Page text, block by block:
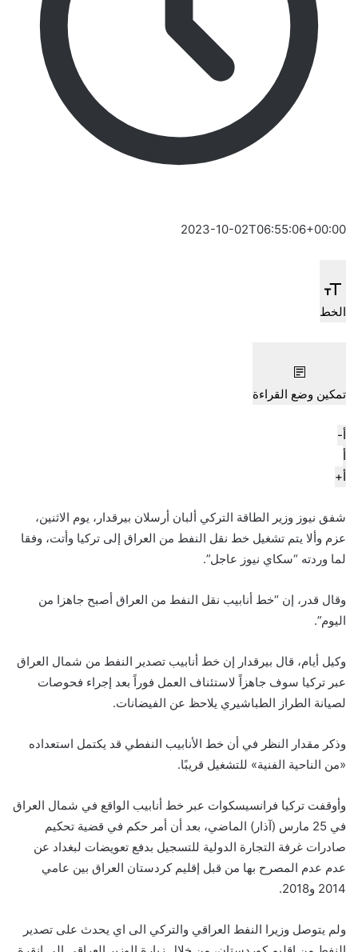
2023-10-02T06:55:06+00:00
الخط
تمكين وضع القراءة
أ-
أ
أ+
شفق نيوز وزير الطاقة التركي ألبان أرسلان بيرقدار، يوم الاثنين،
عزم وألا يتم تشغيل خط نقل النفط من العراق إلى تركيا وأتت، وفقا
لما وردته “سكاي نيوز عاجل”.
وقال قدر، إن “خط أنابيب نقل النفط من العراق أصبح جاهزا من
اليوم”.
وكيل أيام، قال بيرقدار إن خط أنابيب تصدير النفط من شمال العراق
عبر تركيا سوف جاهزاً لاستئناف العمل فوراً بعد إجراء فحوصات
لصيانة الطراز الطباشيري يلاحظ عن الفيضانات.
وذكر مقدار النظر في أن خط الأنابيب النفطي قد يكتمل استعداده
«من الناحية الفنية» للتشغيل قريبًا.
وأوقفت تركيا فرانسيسكوات عبر خط أنابيب الواقع في شمال العراق
في 25 مارس (آذار) الماضي، بعد أن أمر حكم في قضية تحكيم
صادرات غرفة التجارة الدولية للتسجيل بدفع تعويضات لبغداد عن
عدم عدم المصرح بها من قبل إقليم كردستان العراق بين عامي
2014 و2018.
ولم يتوصل وزيرا النفط العراقي والتركي الى اي يحدث على تصدير